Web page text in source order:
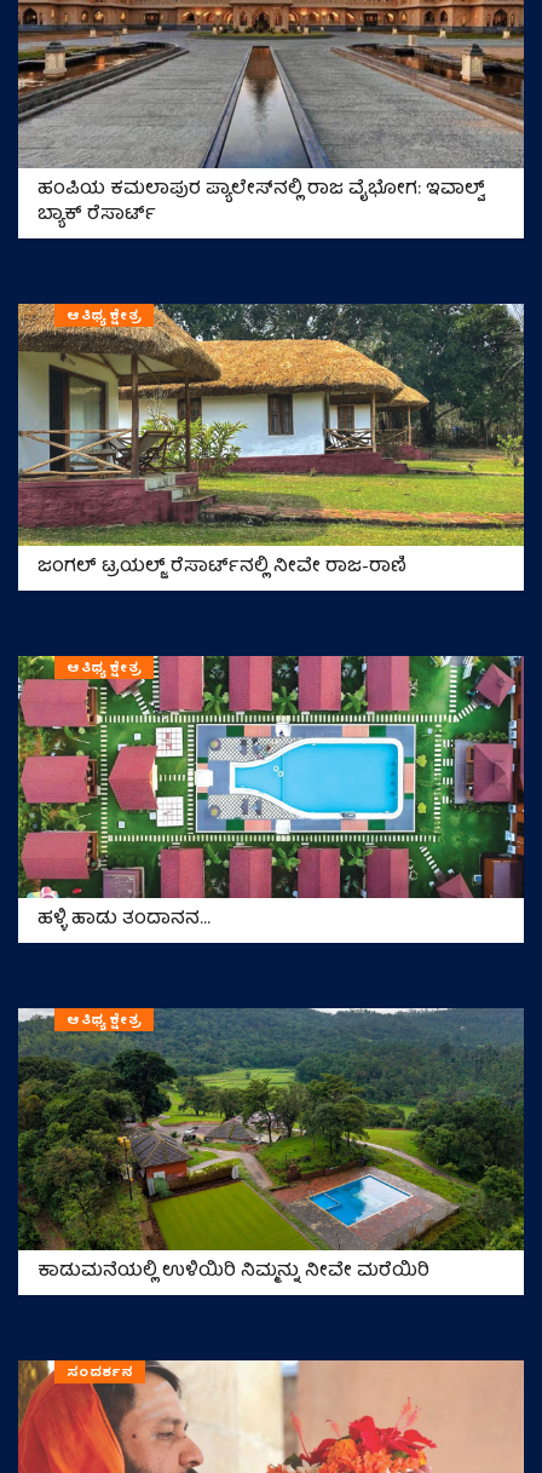
ಹಂಪಿಯ ಕಮಲಾಪುರ ಪ್ಯಾಲೇಸ್‌ನಲ್ಲಿ ರಾಜ ವೈಭೋಗ: ಇವಾಲ್ವ್
ಬ್ಯಾಕ್‌ ರೆಸಾರ್ಟ್‌
ಆತಿಥ್ಯ ಕ್ಷೇತ್ರ
ಜಂಗಲ್‌ ಟ್ರಯಲ್ಜ್‌ ರೆಸಾರ್ಟ್‌ನಲ್ಲಿ ನೀವೇ ರಾಜ-ರಾಣಿ
ಆತಿಥ್ಯ ಕ್ಷೇತ್ರ
ಹಳ್ಳಿ ಹಾಡು ತಂದಾನನ…
ಆತಿಥ್ಯ ಕ್ಷೇತ್ರ
ಕಾಡುಮನೆಯಲ್ಲಿ ಉಳಿಯಿರಿ ನಿಮ್ಮನ್ನು ನೀವೇ ಮರೆಯಿರಿ
ಸಂದರ್ಶನ